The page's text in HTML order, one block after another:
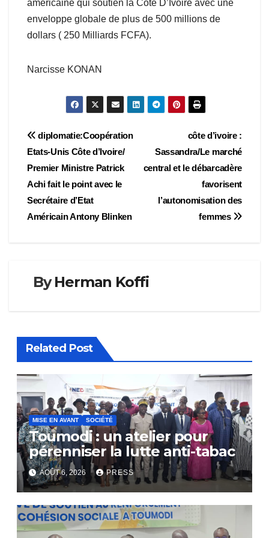
américaine qui soutien la Côte D’Ivoire avec une
enveloppe globale de plus de 500 millions de
dollars ( 250 Milliards FCFA).
Narcisse KONAN
Navigation
de
l’article
côte d’ivoire :
Sassandra/Le marché
central et le débarcadère
favorisent
l’autonomisation des
femmes
diplomatie:Coopération
Etats-Unis Côte d’Ivoire/
Premier Ministre Patrick
Achi fait le point avec le
Secrétaire d’Etat
Américain Antony Blinken
ByHerman Koffi
Related Post
MISE EN AVANT SOCIÉTÉ
Toumodi : un atelier pour
pérenniser la lutte anti-tabac
AOÛT 6, 2026 PRESS